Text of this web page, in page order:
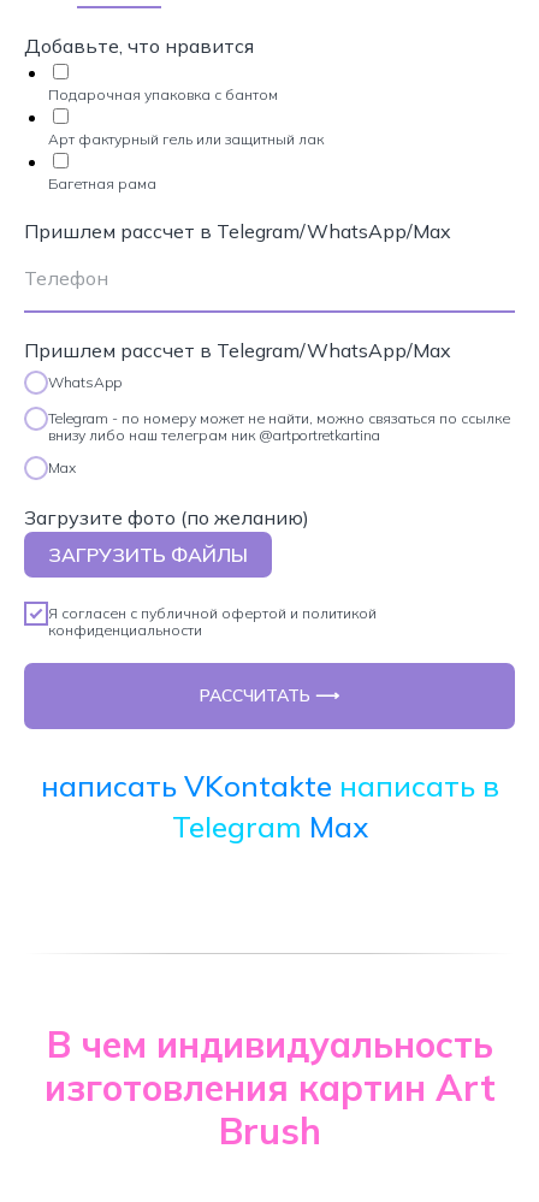
Добавьте, что нравится
Подарочная упаковка с бантом
Арт фактурный гель или защитный лак
Багетная рама
Пришлем рассчет в Telegram/WhatsApp/Max
Пришлем рассчет в Telegram/WhatsApp/Max
WhatsApp
Telegram - по номеру может не найти, можно связаться по ссылке
внизу либо наш телеграм ник @artportretkartina
Max
Загрузите фото (по желанию)
ЗАГРУЗИТЬ ФАЙЛЫ
Я согласен с публичной офертой и политикой
конфиденциальности
РАССЧИТАТЬ ⟶
написать VKontakte написать в
Telegram Max
В чем индивидуальность
изготовления картин Art
Brush